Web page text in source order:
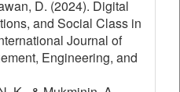
D. (2024). Digital
and Social Class in
Journal of
Engineering, and